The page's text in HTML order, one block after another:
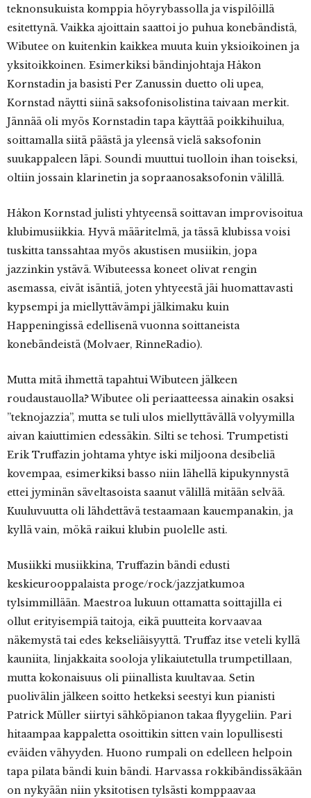
teknonsukuista komppia höyrybassolla ja vispilöillä
esitettynä. Vaikka ajoittain saattoi jo puhua konebändistä,
Wibutee on kuitenkin kaikkea muuta kuin yksioikoinen ja
yksitoikkoinen. Esimerkiksi bändinjohtaja Håkon
Kornstadin ja basisti Per Zanussin duetto oli upea,
Kornstad näytti siinä saksofonisolistina taivaan merkit.
Jännää oli myös Kornstadin tapa käyttää poikkihuilua,
soittamalla siitä päästä ja yleensä vielä saksofonin
suukappaleen läpi. Soundi muuttui tuolloin ihan toiseksi,
oltiin jossain klarinetin ja sopraanosaksofonin välillä.
Håkon Kornstad julisti yhtyeensä soittavan improvisoitua
klubimusiikkia. Hyvä määritelmä, ja tässä klubissa voisi
tuskitta tanssahtaa myös akustisen musiikin, jopa
jazzinkin ystävä. Wibuteessa koneet olivat rengin
asemassa, eivät isäntiä, joten yhtyeestä jäi huomattavasti
kypsempi ja miellyttävämpi jälkimaku kuin
Happeningissä edellisenä vuonna soittaneista
konebändeistä (Molvaer, RinneRadio).
Mutta mitä ihmettä tapahtui Wibuteen jälkeen
roudaustauolla? Wibutee oli periaatteessa ainakin osaksi
”teknojazzia”, mutta se tuli ulos miellyttävällä volyymilla
aivan kaiuttimien edessäkin. Silti se tehosi. Trumpetisti
Erik Truffazin johtama yhtye iski miljoona desibeliä
kovempaa, esimerkiksi basso niin lähellä kipukynnystä
ettei jyminän säveltasoista saanut välillä mitään selvää.
Kuuluvuutta oli lähdettävä testaamaan kauempanakin, ja
kyllä vain, mökä raikui klubin puolelle asti.
Musiikki musiikkina, Truffazin bändi edusti
keskieurooppalaista proge/rock/jazzjatkumoa
tylsimmillään. Maestroa lukuun ottamatta soittajilla ei
ollut erityisempiä taitoja, eikä puutteita korvaavaa
näkemystä tai edes kekseliäisyyttä. Truffaz itse veteli kyllä
kauniita, linjakkaita sooloja ylikaiutetulla trumpetillaan,
mutta kokonaisuus oli piinallista kuultavaa. Setin
puolivälin jälkeen soitto hetkeksi seestyi kun pianisti
Patrick Müller siirtyi sähköpianon takaa flyygeliin. Pari
hitaampaa kappaletta osoittikin sitten vain lopullisesti
eväiden vähyyden. Huono rumpali on edelleen helpoin
tapa pilata bändi kuin bändi. Harvassa rokkibändissäkään
on nykyään niin yksitotisen tylsästi komppaavaa